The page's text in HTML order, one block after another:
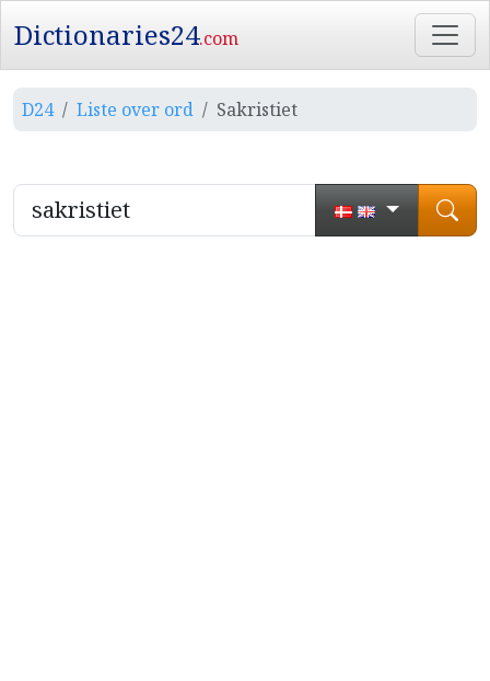
Dictionaries24.com
D24 Liste over ord Sakristiet